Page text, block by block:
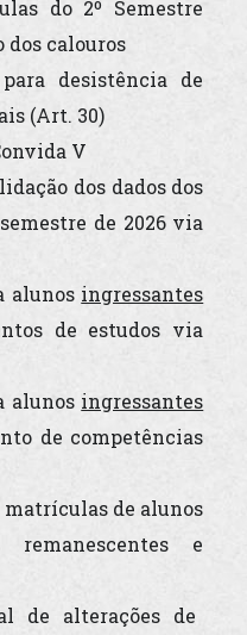
do 2º Semestre
dos calouros
desistência de
(Art. 30)
V
dos dados dos
de 2026 via
alunos ingressantes
de estudos via
alunos ingressantes
de competências
de alunos
e
alterações de